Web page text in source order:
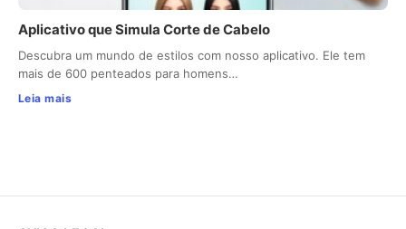
Aplicativo que Simula Corte de Cabelo
Descubra um mundo de estilos com nosso aplicativo. Ele tem
mais de 600 penteados para homens…
Leia mais